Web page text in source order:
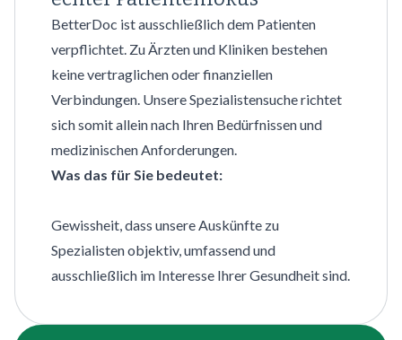
BetterDoc ist ausschließlich dem Patienten
verpflichtet. Zu Ärzten und Kliniken bestehen
keine vertraglichen oder finanziellen
Verbindungen. Unsere Spezialistensuche richtet
sich somit allein nach Ihren Bedürfnissen und
medizinischen Anforderungen.
Was das für Sie bedeutet:
Gewissheit, dass unsere Auskünfte zu
Spezialisten objektiv, umfassend und
ausschließlich im Interesse Ihrer Gesundheit sind.